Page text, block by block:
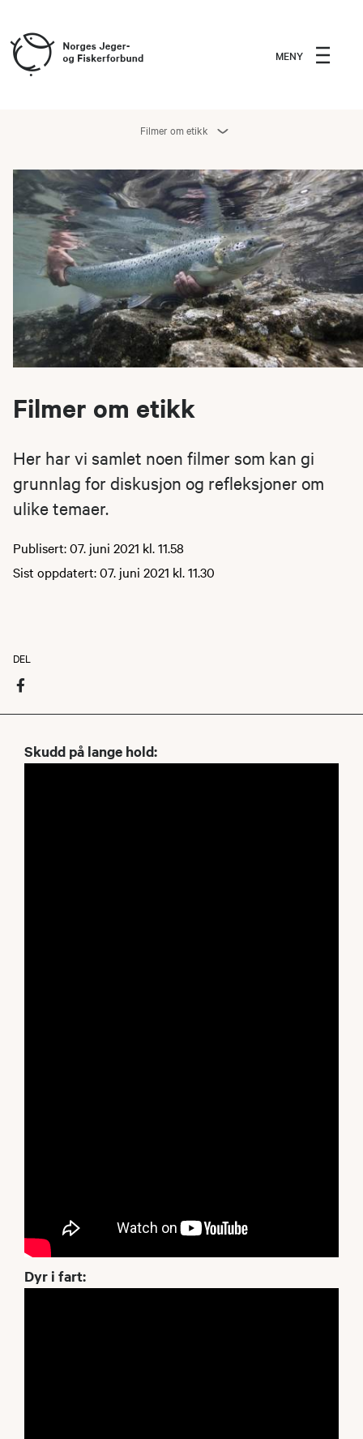
MENY
Filmer om etikk
Filmer om etikk
Her har vi samlet noen filmer som kan gi
grunnlag for diskusjon og refleksjoner om
ulike temaer.
Publisert: 07. juni 2021 kl. 11.58
Sist oppdatert: 07. juni 2021 kl. 11.30
DEL
Skudd på lange hold:
Dyr i fart: